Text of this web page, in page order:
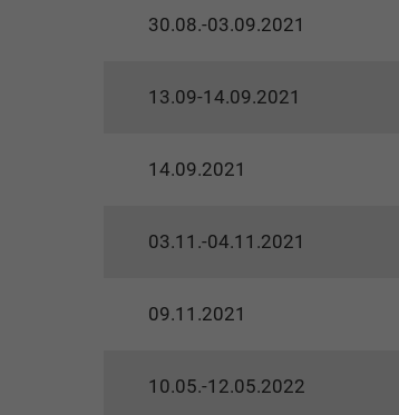
30.08.-03.09.2021
13.09-14.09.2021
14.09.2021
03.11.-04.11.2021
09.11.2021
10.05.-12.05.2022